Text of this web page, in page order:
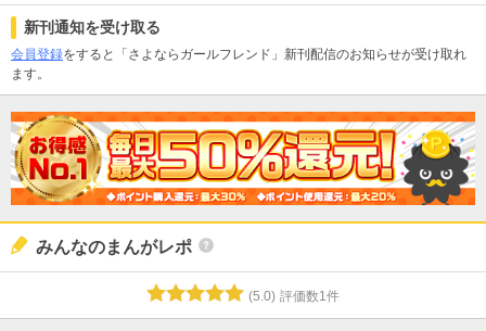
新刊通知を受け取る
会員登録をすると「さよならガールフレンド」新刊配信のお知らせが受け取れ
ます。
みんなのまんがレポ
(5.0) 評価数1 件